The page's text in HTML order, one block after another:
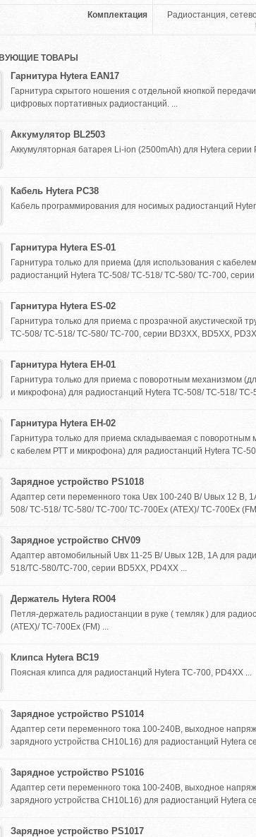
Комплектация
Радиостанция,
ТОВАРЫ
Гарнитура Hytera EAN17
Гарнитура скрытого ношения с отдельной кнопкой
цифровых портативных радиостанций. ...
Аккумулятор BL2503
Аккумуляторная батарея Li-ion (2500mAh) для Hytera серии
Кабель Hytera PC38
Кабель программирования для носимых радиостанций
Гарнитура Hytera ES-01
Гарнитура только для приема (для использования с
радиостанций Hytera TC-508/ TC-518/ TC-580/ TC-700,
Гарнитура Hytera ES-02
Гарнитура только для приема с прозрачной акустической
TC-508/ TC-518/ TC-580/ TC-700, серии BD3XX, BD5XX,
Гарнитура Hytera EH-01
Гарнитура только для приема с поворотным механизмом
и микрофона) для радиостанций Hytera TC-508/ TC-518/ TC-
Гарнитура Hytera EH-02
Гарнитура только для приема складываемая с поворотным
с кабелем РТТ и микрофона) для радиостанций Hytera TC-
Зарядное устройство PS1018
Адаптер сети переменного тока Uвх 100-240 В/ Uвых 12 В,
508/ TC-518/ TC-580/ TC-700/ TC-700Ex (ATEX)/ TC-700Ex
Зарядное устройство CHV09
Адаптер автомобильный Uвх 11-25 В/ Uвых 12В, 1А для
518/TC-580/TC-700, серии BD5XX, PD4XX ...
Держатель Hytera RO04
Петля-держатель радиостанции в руке ( темляк ) для
(ATEX)/ TC-700Ex (FM) ...
Клипса Hytera BC19
Поясная клипса для радиостанций Hytera TC-700, PD4XX ...
Зарядное устройство PS1014
Адаптер сети переменного тока 100-240В, выходное
зарядного устройства CH10L16) для радиостанций Hytera
Зарядное устройство PS1016
Адаптер сети переменного тока 100-240В, выходное
зарядного устройства CH10L16) для радиостанций Hytera
Зарядное устройство PS1017